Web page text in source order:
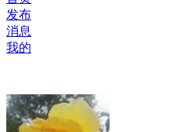
发布
消息
我的